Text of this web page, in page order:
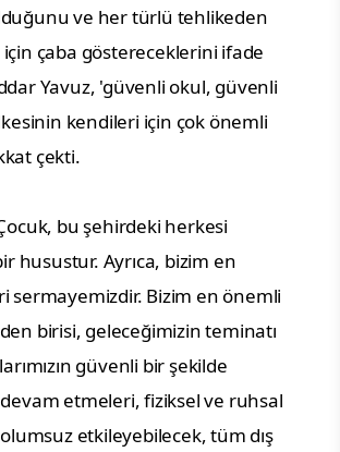
ve her türlü tehlikeden
çaba göstereceklerini ifade
Yavuz, 'güvenli okul, güvenli
kendileri için çok önemli
çekti.
bu şehirdeki herkesi
husustur. Ayrıca, bizim en
sermayemizdir. Bizim en önemli
birisi, geleceğimizin teminatı
güvenli bir şekilde
etmeleri, fiziksel ve ruhsal
etkileyebilecek, tüm dış